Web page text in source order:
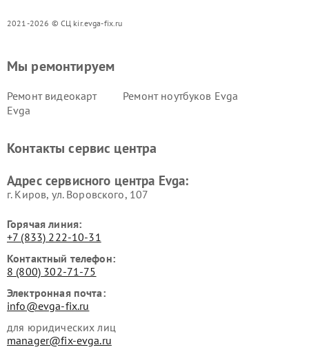
2021-2026 © СЦ kir.evga-fix.ru
Мы ремонтируем
Ремонт видеокарт
Evga
Ремонт ноутбуков Evga
Контакты сервис центра
Адрес сервисного центра Evga:
г. Киров, ул. Воровского, 107
Горячая линия:
+7 (833) 222-10-31
Контактный телефон:
8 (800) 302-71-75
Электронная почта:
info@evga-fix.ru
для юридических лиц
manager@fix-evga.ru